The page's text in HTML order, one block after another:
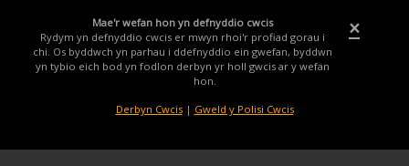
×
Mae'r wefan hon yn defnyddio cwcis
Rydym yn defnyddio cwcis er mwyn rhoi'r profiad gorau i
chi. Os byddwch yn parhau i ddefnyddio ein gwefan, byddwn
yn tybio eich bod yn fodlon derbyn yr holl gwcis ar y wefan
hon.
Derbyn Cwcis| Gweld y Polisi Cwcis